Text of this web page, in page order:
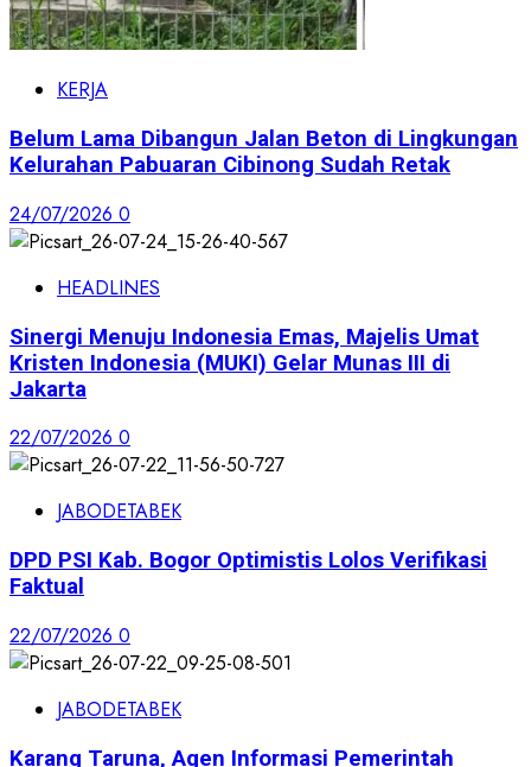
KERJA
Belum Lama Dibangun Jalan Beton di Lingkungan
Kelurahan Pabuaran Cibinong Sudah Retak
24/07/2026 0
HEADLINES
Sinergi Menuju Indonesia Emas, Majelis Umat
Kristen Indonesia (MUKI) Gelar Munas III di
Jakarta
22/07/2026 0
JABODETABEK
DPD PSI Kab. Bogor Optimistis Lolos Verifikasi
Faktual
22/07/2026 0
JABODETABEK
Karang Taruna, Agen Informasi Pemerintah